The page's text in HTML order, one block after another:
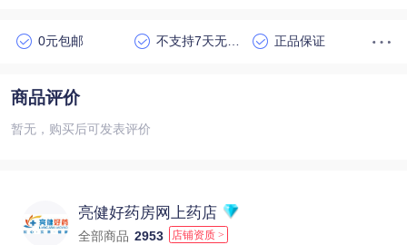
0元包邮 不支持7天无理由退货 正品保证
商品评价
暂无，购买后可发表评价
亮健好药房网上药店
全部商品 2953 店铺资质 >